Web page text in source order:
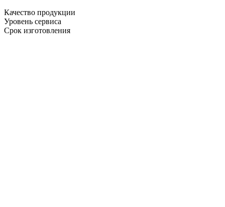
Качество продукции
Уровень сервиса
Срок изготовления